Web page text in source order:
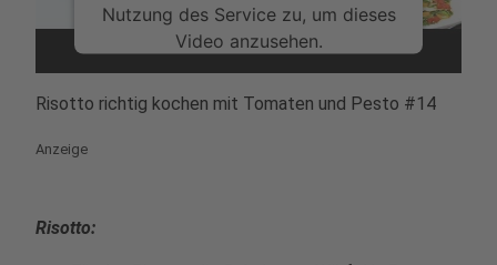
Nutzung des Service zu, um dieses
Video anzusehen.
Risotto richtig kochen mit Tomaten und Pesto #14
Anzeige
Risotto: